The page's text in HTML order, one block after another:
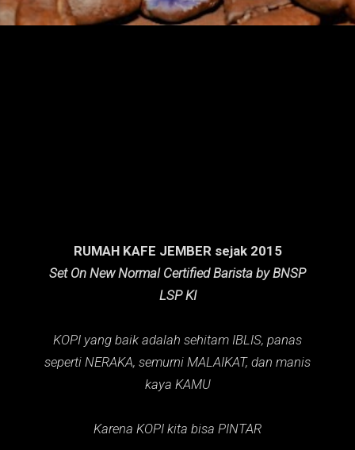
n
g
RUMAH KAFE JEMBER sejak 2015
Set On New Normal Certified Barista by BNSP
LSP KI
KOPI yang baik adalah sehitam IBLIS, panas
seperti NERAKA, semurni MALAIKAT, dan manis
kaya KAMU
Karena KOPI kita bisa PINTAR